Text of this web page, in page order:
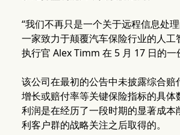
“我们不再只是一个关于远程信息处
一家致力于颠覆汽车保险行业的人工
执行官 Alex Timm 在 5 月 17 日的一
该公司在最初的公告中未披露综合赔
增长或赔付率等关键保险指标的具体
利润是在经历了一段时期的显著成本
利客户群的战略关注之后取得的。